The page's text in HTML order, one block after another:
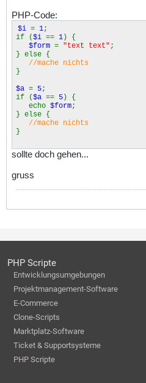
PHP-Code:
$i = 1;
if ($i == 1) {
$form = "text text" ;
} else {
//mache nichts
}
$a = 5;
if ($a == 5) {
echo $form;
} else {
//mache nichts
}
sollte doch gehen...
gruss
PHP Scripte
Entwicklungsumgebungen
Projektmanagement-Software
E-Commerce
Clone-Scripts
Marktplatz-Software
Ticket & Supportsysteme
PHP Scripte